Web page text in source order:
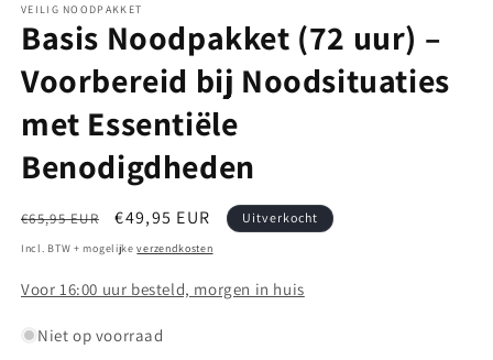
openen
in
modaal
VEILIG NOODPAKKET
Basis Noodpakket (72 uur) –
Voorbereid bij Noodsituaties
met Essentiële
Benodigdheden
Normale
prijs
€65,95 EUR Aanbiedingsprijs
€49,95 EUR Uitverkocht
Incl. BTW + mogelijkeverzendkosten
Voor 16:00 uur besteld, morgen in huis
Niet op voorraad